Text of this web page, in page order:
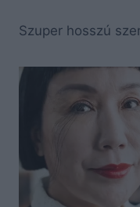
Szuper hosszú